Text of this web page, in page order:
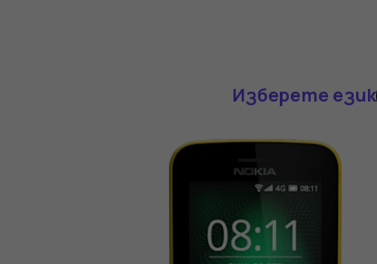
Изберете език